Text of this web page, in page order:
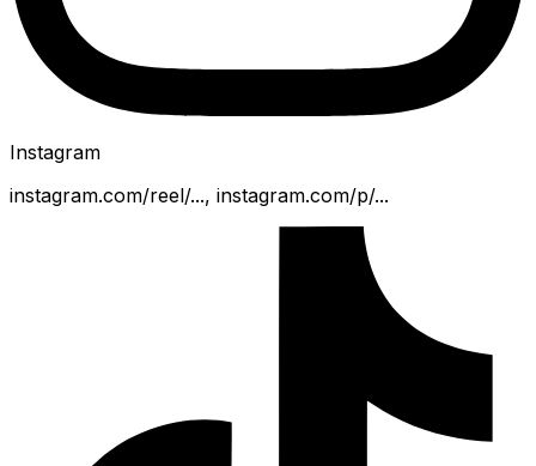
Instagram
instagram.com/reel/..., instagram.com/p/...